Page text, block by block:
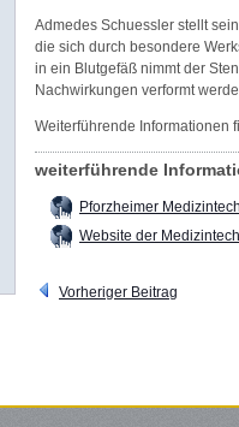
Admedes Schuessler stellt
die sich durch besondere
in ein Blutgefäß nimmt der
Nachwirkungen verformt
Weiterführende Informationen
weiterführende
Pforzheimer
Website der
Vorheriger Beitrag